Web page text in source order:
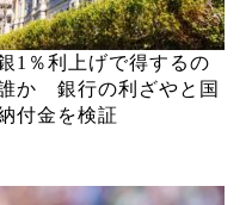
1％利上げで得するの
か 銀行の利ざやと国
付金を検証